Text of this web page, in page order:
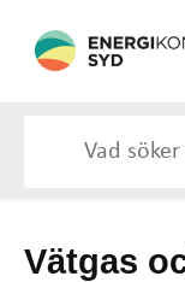
Vätgas